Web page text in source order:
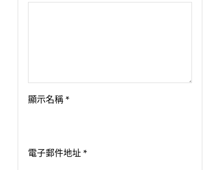
顯示名稱 *
電子郵件地址 *